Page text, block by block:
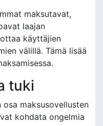
maksutavat,
laajan
käyttäjien
välillä. Tämä lisää
tuki
osa maksusovellusten
kohdata ongelmia